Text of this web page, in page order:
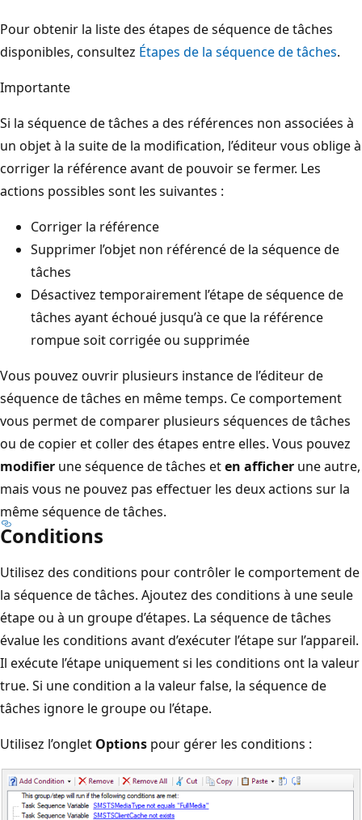
Pour obtenir la liste des étapes de séquence de tâches
disponibles, consultez Étapes de la séquence de tâches.
Importante
Si la séquence de tâches a des références non associées à
un objet à la suite de la modification, l’éditeur vous oblige à
corriger la référence avant de pouvoir se fermer. Les
actions possibles sont les suivantes :
Corriger la référence
Supprimer l’objet non référencé de la séquence de
tâches
Désactivez temporairement l’étape de séquence de
tâches ayant échoué jusqu’à ce que la référence
rompue soit corrigée ou supprimée
Vous pouvez ouvrir plusieurs instance de l’éditeur de
séquence de tâches en même temps. Ce comportement
vous permet de comparer plusieurs séquences de tâches
ou de copier et coller des étapes entre elles. Vous pouvez
modifier une séquence de tâches eten afficher une autre,
mais vous ne pouvez pas effectuer les deux actions sur la
même séquence de tâches.
Conditions
Utilisez des conditions pour contrôler le comportement de
la séquence de tâches. Ajoutez des conditions à une seule
étape ou à un groupe d’étapes. La séquence de tâches
évalue les conditions avant d’exécuter l’étape sur l’appareil.
Il exécute l’étape uniquement si les conditions ont la valeur
true. Si une condition a la valeur false, la séquence de
tâches ignore le groupe ou l’étape.
Utilisez l’onglet Options pour gérer les conditions :